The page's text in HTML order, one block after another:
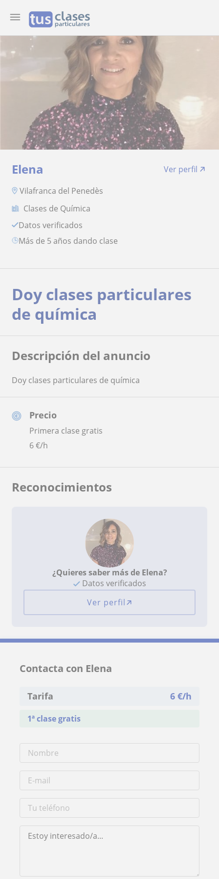
Elena
Ver perfil
Vilafranca del Penedès
Clases de Química
Datos verificados
más de 5 años dando clase
Precio
Primera clase gratis
6€/h
Doy clases particulares
de química
Descripción del anuncio
Doy clases particulares de química
Reconocimientos
¿Quieres saber más de Elena?
Datos verificados
Ver perfil
Contacta con Elena
Tarifa 6 €/h
1ª clase gratis